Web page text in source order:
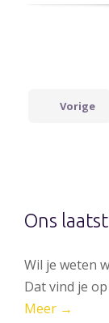
Vorige
Ons
Wil je weten
Dat vind je
Meer →